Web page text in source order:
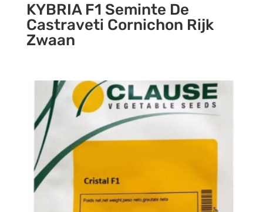
KYBRIA F1 Seminte De
Castraveti Cornichon Rijk
Zwaan